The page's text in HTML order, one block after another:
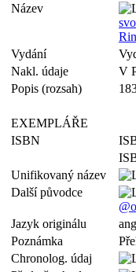
Název
Vydání
Nakl. údaje
V
Popis (rozsah)
EXEMPLÁŘE
ISBN
Unifikovaný název
Další původce
Jazyk originálu
Poznámka
Chronolog. údaj